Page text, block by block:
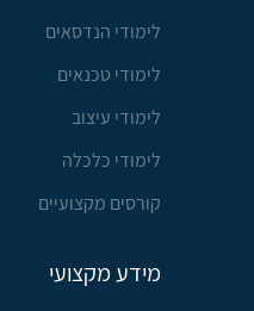
לימודי הנדסאים
לימודי טכנאים
לימודי עיצוב
לימודי כלכלה
קורסים מקצועיים
מידע מקצועי